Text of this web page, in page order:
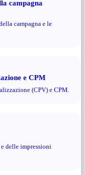
campagna
campagna e le
e CPM
(CPV) e CPM.
delle impressioni